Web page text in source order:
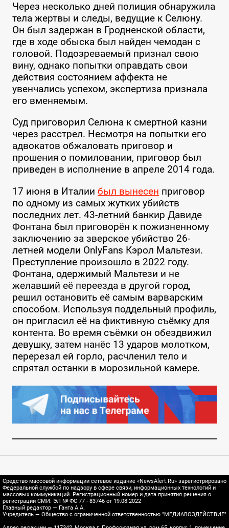
Через несколько дней полиция обнаружила
тела жертвы и следы, ведущие к Селюну.
Он был задержан в Гродненской области,
где в ходе обыска был найден чемодан с
головой. Подозреваемый признал свою
вину, однако попытки оправдать свои
действия состоянием аффекта не
увенчались успехом, экспертиза признала
его вменяемым.
Суд приговорил Селюна к смертной казни
через расстрел. Несмотря на попытки его
адвокатов обжаловать приговор и
прошения о помиловании, приговор был
приведен в исполнение в апреле 2014 года.
17 июня в Италии был вынесен приговор
по одному из самых жутких убийств
последних лет. 43-летний банкир Давиде
Фонтана был приговорён к пожизненному
заключению за зверское убийство 26-
летней модели OnlyFans Кэрол Мальтези.
Преступление произошло в 2022 году.
Фонтана, одержимый Мальтези и не
желавший её переезда в другой город,
решил остановить её самым варварским
способом. Используя поддельный профиль,
он пригласил её на фиктивную съёмку для
контента. Во время съёмки он обездвижил
девушку, затем нанёс 13 ударов молотком,
перерезал ей горло, расчленил тело и
спрятал останки в морозильной камере.
Средство массовой информации сетевое издание «NewsAlert.Ru» зарегистрировано
Федеральной службой по надзору в сфере связи, информационных технологий и
массовых коммуникаций. Регистрационный номер и дата принятия решения о
регистрации СМИ: ЭЛ № ФС 77 - 83746 от 19.08.2022
Главный редактор — Ганга А.А.
Учредитель — Общество с ограниченной ответственностью "МЕДИАВОЗДЕЙСТВИЕ"